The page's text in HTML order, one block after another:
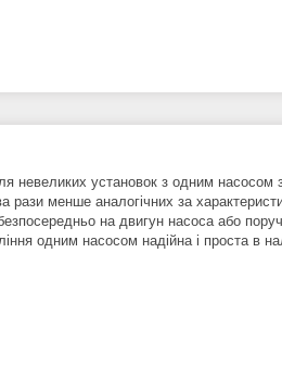
невеликих установок з одним насосом
рази менше аналогічних за
на двигун насоса або
одним насосом надійна і проста в